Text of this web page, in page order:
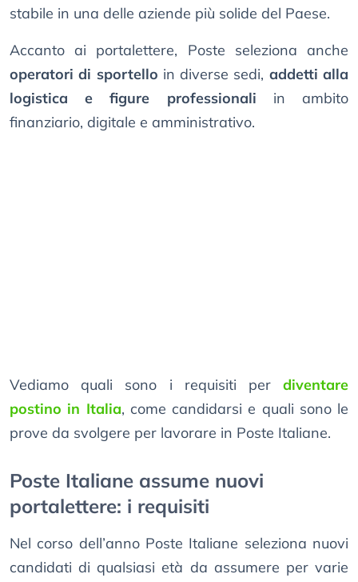
stabile in una delle aziende più solide del Paese.
Accanto ai portalettere, Poste seleziona anche
operatori di sportello in diverse sedi, addetti alla
logistica e figure professionali in ambito
finanziario, digitale e amministrativo.
Vediamo quali sono i requisiti per diventare
postino in Italia, come candidarsi e quali sono le
prove da svolgere per lavorare in Poste Italiane.
Poste Italiane assume nuovi
portalettere: i requisiti
Nel corso dell’anno Poste Italiane seleziona nuovi
candidati di qualsiasi età da assumere per varie